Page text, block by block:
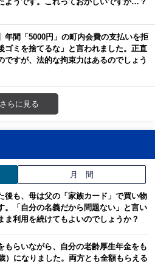
年間「5000円」の町内会費の支払いを拒
ゴミを捨てるな」と言われました。正直
ですが、法的な拘束力はあるのでしょう
さらに見る
月 間
後も、母は父の「家族カード」で買い物
。「自分の名義だから問題ない」と言い
ま利用を続けてもよいのでしょうか？
もらいながら、自分の老齢厚生年金をも
）になりました。両方とも全額もらえる